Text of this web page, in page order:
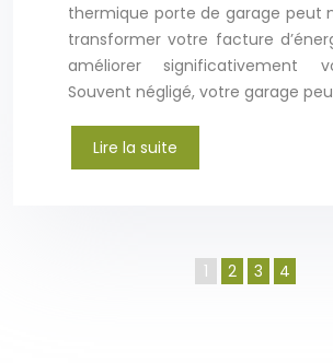
thermique porte de garage peut
transformer votre facture
améliorer significativement
Souvent négligé, votre garage
Lire la suite
1 2 3 4